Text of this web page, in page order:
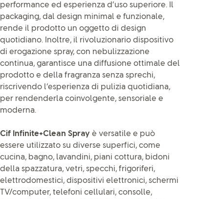
performance ed esperienza d’uso superiore. Il
packaging, dal design minimal e funzionale,
rende il prodotto un oggetto di design
quotidiano. Inoltre, il rivoluzionario dispositivo
di erogazione spray, con nebulizzazione
continua, garantisce una diffusione ottimale del
prodotto e della fragranza senza sprechi,
riscrivendo l’esperienza di pulizia quotidiana,
per rendenderla coinvolgente, sensoriale e
moderna.
Cif Infinite+Clean Spray è versatile e può
essere utilizzato su diverse superfici, come
cucina, bagno, lavandini, piani cottura, bidoni
della spazzatura, vetri, specchi, frigoriferi,
elettrodomestici, dispositivi elettronici, schermi
TV/computer, telefoni cellulari, consolle,